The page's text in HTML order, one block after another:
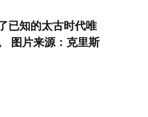
已知的太古时代唯
图片来源：克里斯